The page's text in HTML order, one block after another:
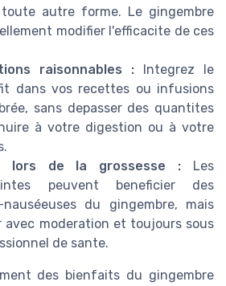
autre forme. Le gingembre
modifier l'efficacite de ces
raisonnables : Integrez le
dans vos recettes ou infusions
sans depasser des quantites
à votre digestion ou à votre
lors de la grossesse : Les
peuvent beneficier des
du gingembre, mais
avec moderation et toujours sous
de sante.
des bienfaits du gingembre